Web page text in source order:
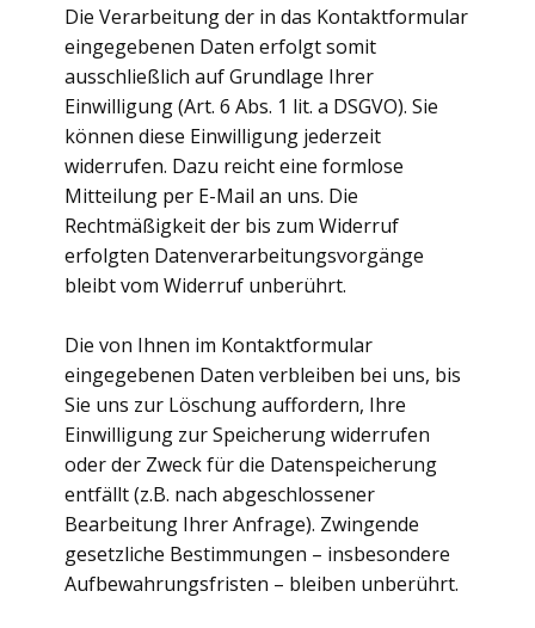
Die Verarbeitung der in das Kontaktformular
eingegebenen Daten erfolgt somit
ausschließlich auf Grundlage Ihrer
Einwilligung (Art. 6 Abs. 1 lit. a DSGVO). Sie
können diese Einwilligung jederzeit
widerrufen. Dazu reicht eine formlose
Mitteilung per E-Mail an uns. Die
Rechtmäßigkeit der bis zum Widerruf
erfolgten Datenverarbeitungsvorgänge
bleibt vom Widerruf unberührt.
Die von Ihnen im Kontaktformular
eingegebenen Daten verbleiben bei uns, bis
Sie uns zur Löschung auffordern, Ihre
Einwilligung zur Speicherung widerrufen
oder der Zweck für die Datenspeicherung
entfällt (z.B. nach abgeschlossener
Bearbeitung Ihrer Anfrage). Zwingende
gesetzliche Bestimmungen – insbesondere
Aufbewahrungsfristen – bleiben unberührt.